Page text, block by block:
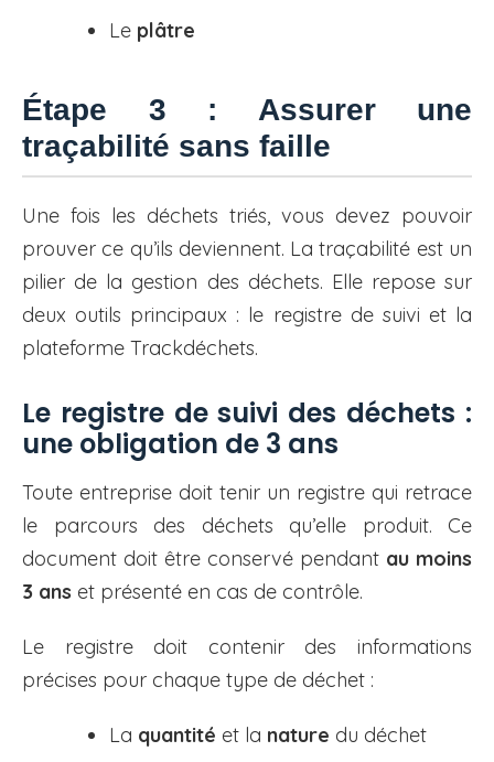
Le plâtre
Étape 3 : Assurer une
traçabilité sans faille
Une fois les déchets triés, vous devez pouvoir
prouver ce qu’ils deviennent. La traçabilité est un
pilier de la gestion des déchets. Elle repose sur
deux outils principaux : le registre de suivi et la
plateforme Trackdéchets.
Le registre de suivi des déchets :
une obligation de 3 ans
Toute entreprise doit tenir un registre qui retrace
le parcours des déchets qu’elle produit. Ce
document doit être conservé pendant au moins
3 ans et présenté en cas de contrôle.
Le registre doit contenir des informations
précises pour chaque type de déchet :
La quantité et la nature du déchet